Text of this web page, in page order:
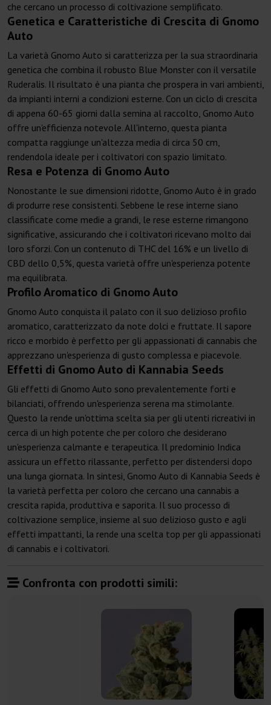
che cercano un processo di coltivazione semplificato.
Genetica e Caratteristiche di Crescita di Gnomo
Auto
La varietà Gnomo Auto si caratterizza per la sua straordinaria
genetica che combina il robusto Blue Monster con il versatile
Ruderalis. Il risultato è una pianta che prospera in vari ambienti,
da impianti interni a condizioni esterne. Con un ciclo di crescita
di appena 60-65 giorni dalla semina al raccolto, Gnomo Auto
offre un'efficienza notevole. All'interno, questa pianta
compatta raggiunge un'altezza media di circa 50 cm,
rendendola ideale per i coltivatori con spazio limitato.
Resa e Potenza di Gnomo Auto
Nonostante le sue dimensioni ridotte, Gnomo Auto è in grado
di produrre rese consistenti. Sebbene le rese interne siano
classificate come medie a grandi, le rese esterne rimangono
significative, assicurando che i coltivatori ricevano molto dai
loro sforzi. Con un contenuto di THC del 16% e un livello di
CBD dello 0,5%, questa varietà offre un'esperienza potente
ma equilibrata.
Profilo Aromatico di Gnomo Auto
Gnomo Auto conquista il palato con il suo delizioso profilo
aromatico, caratterizzato da note dolci e fruttate. Il sapore
ricco e morbido è perfetto per gli appassionati di cannabis che
apprezzano un'esperienza di gusto complessa e piacevole.
Effetti di Gnomo Auto di Kannabia Seeds
Gli effetti di Gnomo Auto sono prevalentemente forti e
bilanciati, offrendo un'esperienza serena ma stimolante.
Questo la rende un'ottima scelta sia per gli utenti ricreativi in
cerca di un high potente che per coloro che desiderano
un'esperienza calmante e terapeutica. Il predominio Indica
assicura un effetto rilassante, perfetto per distendersi dopo
una lunga giornata. In sintesi, Gnomo Auto di Kannabia Seeds è
la varietà perfetta per coloro che cercano una cannabis a
crescita rapida, produttiva e saporita. Il suo processo di
coltivazione semplice, insieme al suo delizioso gusto e agli
effetti impattanti, la rende una scelta top per gli appassionati
di cannabis e i coltivatori.
Confronta con prodotti simili: